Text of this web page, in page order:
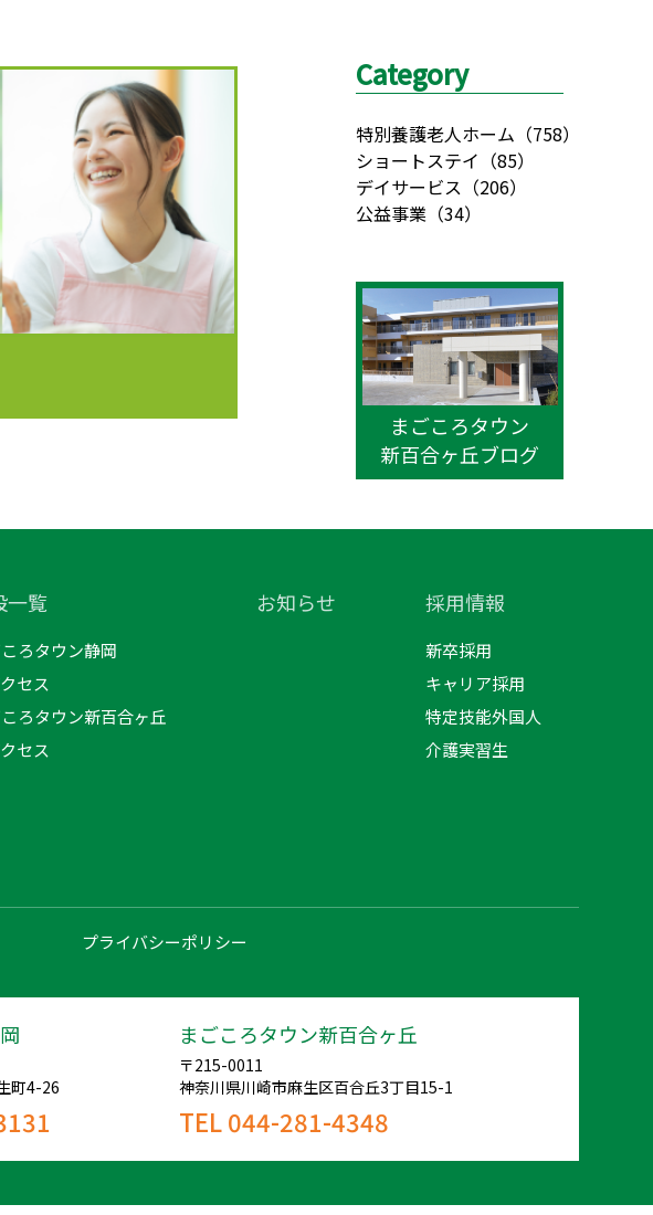
Category
特別養護老人ホーム （758）
ショートステイ （85）
デイサービス （206）
公益事業 （34）
まごころタウン
新百合ヶ丘ブログ
一覧
ろタウン静岡
セス
ろタウン新百合ヶ丘
セス
お知らせ 採用情報
新卒採用
キャリア採用
特定技能外国人
介護実習生
プライバシーポリシー
町4-26
まごころタウン新百合ヶ丘
〒215-0011
神奈川県川崎市麻生区百合丘3丁目15-1
TEL 044-281-4348